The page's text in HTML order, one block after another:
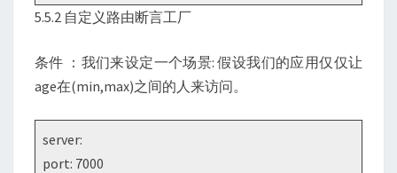
5.5.2 自定义路由断言工厂
条件 ：我们来设定一个场景: 假设我们的应用仅仅让
age在(min,max)之间的人来访问。
server:
port: 7000